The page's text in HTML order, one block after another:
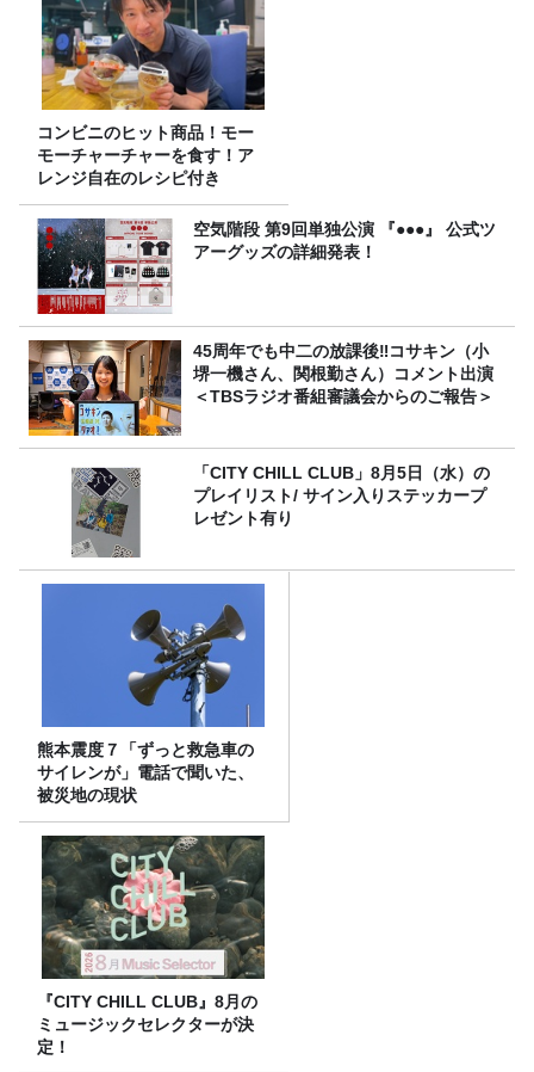
コンビニのヒット商品！モー
モーチャーチャーを食す！ア
レンジ自在のレシピ付き
空気階段 第9回単独公演 『●●●』 公式ツ
アーグッズの詳細発表！
45周年でも中二の放課後‼コサキン（小
堺一機さん、関根勤さん）コメント出演
＜TBSラジオ番組審議会からのご報告＞
「CITY CHILL CLUB」8月5日（水）の
プレイリスト/ サイン入りステッカープ
レゼント有り
熊本震度７「ずっと救急車の
サイレンが」電話で聞いた、
被災地の現状
『CITY CHILL CLUB』8月の
ミュージックセレクターが決
定！